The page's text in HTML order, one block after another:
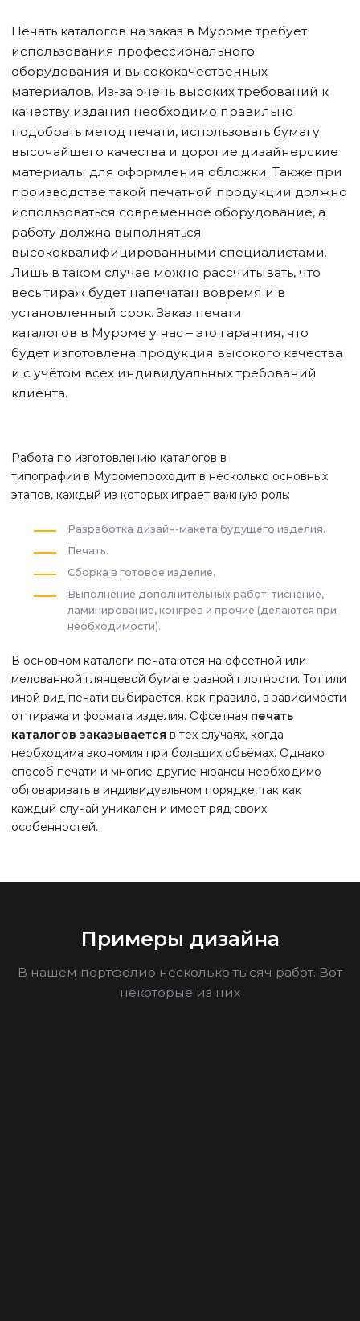
Печать каталогов на заказ в Муроме требует
использования профессионального
оборудования и высококачественных
материалов. Из-за очень высоких требований к
качеству издания необходимо правильно
подобрать метод печати, использовать бумагу
высочайшего качества и дорогие дизайнерские
материалы для оформления обложки. Также при
производстве такой печатной продукции должно
использоваться современное оборудование, а
работу должна выполняться
высококвалифицированными специалистами.
Лишь в таком случае можно рассчитывать, что
весь тираж будет напечатан вовремя и в
установленный срок. Заказ печати
каталогов в Муроме у нас – это гарантия, что
будет изготовлена продукция высокого качества
и с учётом всех индивидуальных требований
клиента.
Работа по изготовлению каталогов в
типографии в Муромепроходит в несколько основных
этапов, каждый из которых играет важную роль:
Разработка дизайн-макета будущего изделия.
Печать.
Сборка в готовое изделие.
Выполнение дополнительных работ: тиснение,
ламинирование, конгрев и прочие (делаются при
необходимости).
В основном каталоги печатаются на офсетной или
мелованной глянцевой бумаге разной плотности. Тот или
иной вид печати выбирается, как правило, в зависимости
от тиража и формата изделия. Офсетная печать
каталогов заказывается в тех случаях, когда
необходима экономия при больших объёмах. Однако
способ печати и многие другие нюансы необходимо
обговаривать в индивидуальном порядке, так как
каждый случай уникален и имеет ряд своих
особенностей.
Примеры дизайна
В нашем портфолио несколько тысяч работ. Вот
некоторые из них